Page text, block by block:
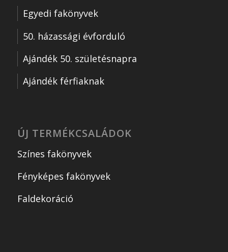
Egyedi fakönyvek
50. házassági évforduló
Ajándék 50. születésnapra
Ajándék férfiaknak
ÚJ TERMÉKCSALÁDOK
Színes fakönyvek
Fényképes fakönyvek
Faldekoráció